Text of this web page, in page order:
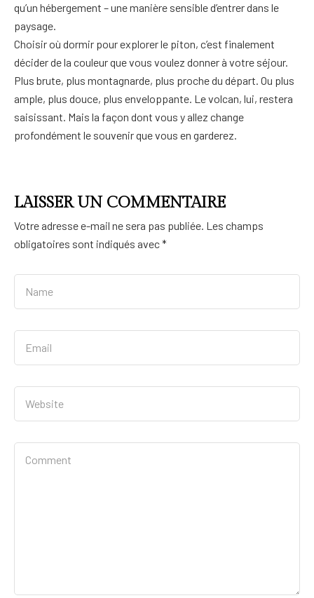
qu’un hébergement – une manière sensible d’entrer dans le
paysage.
Choisir où dormir pour explorer le piton, c’est finalement
décider de la couleur que vous voulez donner à votre séjour.
Plus brute, plus montagnarde, plus proche du départ. Ou plus
ample, plus douce, plus enveloppante. Le volcan, lui, restera
saisissant. Mais la façon dont vous y allez change
profondément le souvenir que vous en garderez.
LAISSER UN COMMENTAIRE
Votre adresse e-mail ne sera pas publiée. Les champs
obligatoires sont indiqués avec*